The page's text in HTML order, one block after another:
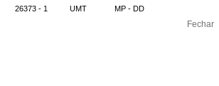
26373 - 1 UMT MP - DD
Fechar